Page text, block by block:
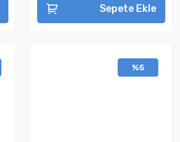
Sepete Ekle
%5